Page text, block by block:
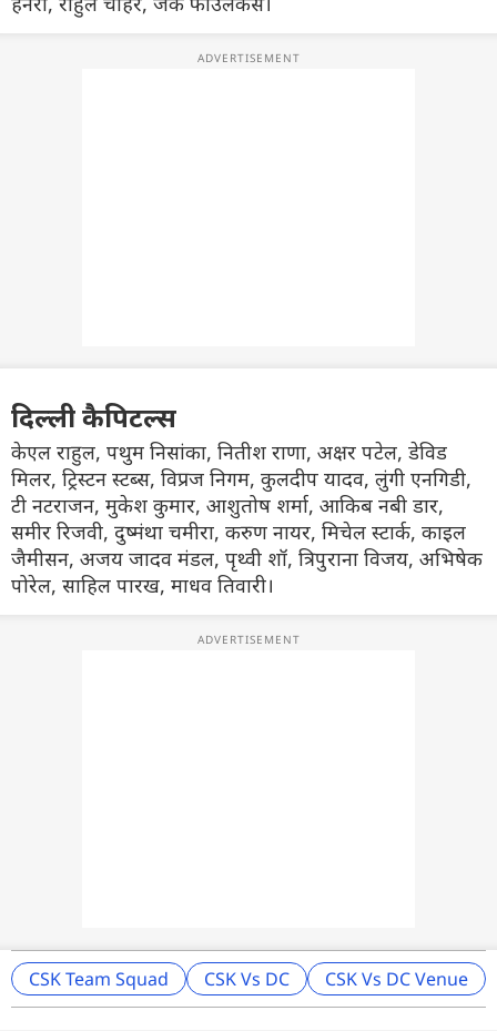
दिल्ली कैपिटल्स
केएल राहुल, पथुम निसांका, नितीश राणा, अक्षर पटेल, डेविड
मिलर, ट्रिस्टन स्टब्स, विप्रज निगम, कुलदीप यादव, लुंगी एनगिडी,
टी नटराजन, मुकेश कुमार, आशुतोष शर्मा, आकिब नबी डार,
समीर रिजवी, दुष्मंथा चमीरा, करुण नायर, मिचेल स्टार्क, काइल
जैमीसन, अजय जादव मंडल, पृथ्वी शॉ, त्रिपुराना विजय, अभिषेक
पोरेल, साहिल पारख, माधव तिवारी।
CSK Team Squad CSK Vs DC CSK Vs DC Venue